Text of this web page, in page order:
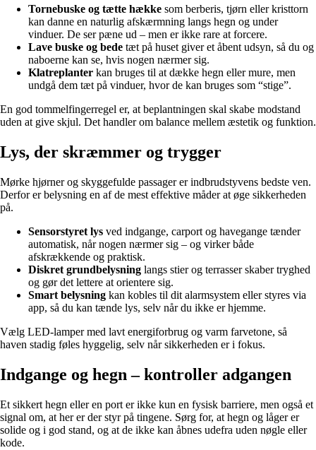
Tornebuske og tætte hække som berberis, tjørn eller kristtorn
kan danne en naturlig afskærmning langs hegn og under
vinduer. De ser pæne ud – men er ikke rare at forcere.
Lave buske og bede tæt på huset giver et åbent udsyn, så du og
naboerne kan se, hvis nogen nærmer sig.
Klatreplanter kan bruges til at dække hegn eller mure, men
undgå dem tæt på vinduer, hvor de kan bruges som “stige”.
En god tommelfingerregel er, at beplantningen skal skabe modstand
uden at give skjul. Det handler om balance mellem æstetik og funktion.
Lys, der skræmmer og trygger
Mørke hjørner og skyggefulde passager er indbrudstyvens bedste ven.
Derfor er belysning en af de mest effektive måder at øge sikkerheden
på.
Sensorstyret lys ved indgange, carport og havegange tænder
automatisk, når nogen nærmer sig – og virker både
afskrækkende og praktisk.
Diskret grundbelysning langs stier og terrasser skaber tryghed
og gør det lettere at orientere sig.
Smart belysning kan kobles til dit alarmsystem eller styres via
app, så du kan tænde lys, selv når du ikke er hjemme.
Vælg LED-lamper med lavt energiforbrug og varm farvetone, så
haven stadig føles hyggelig, selv når sikkerheden er i fokus.
Indgange og hegn – kontroller adgangen
Et sikkert hegn eller en port er ikke kun en fysisk barriere, men også et
signal om, at her er der styr på tingene. Sørg for, at hegn og låger er
solide og i god stand, og at de ikke kan åbnes udefra uden nøgle eller
kode.